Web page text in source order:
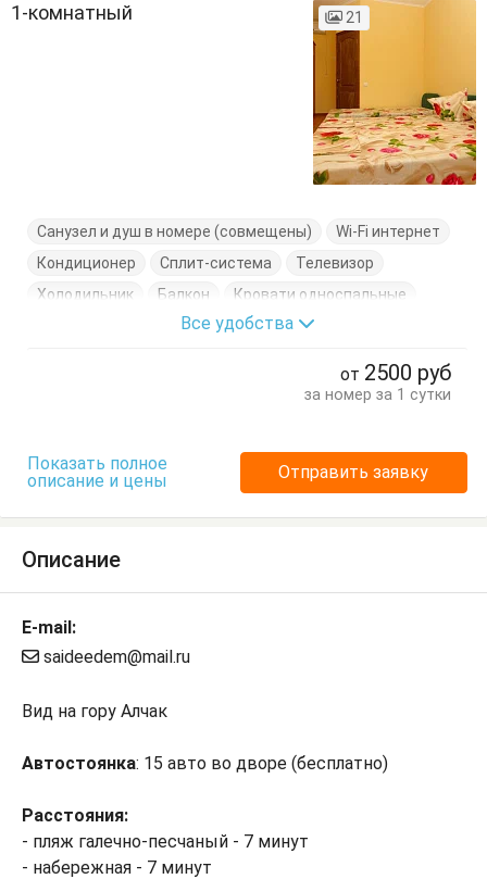
1-комнатный 21
Санузел и душ в номере (совмещены)
Wi-Fi интернет
Кондиционер
Сплит-система
Телевизор
Холодильник
Балкон
Кровати односпальные
Кровать двуспальная
Стол Стулья
Все удобства
от 2500 руб
за номер за 1 сутки
Показать полное
описание и цены
Отправить заявку
Описание
E-mail:
saideedem@mail.ru
Вид на гору Алчак
Автостоянка: 15 авто во дворе (бесплатно)
Расстояния:
- пляж галечно-песчаный - 7 минут
- набережная - 7 минут